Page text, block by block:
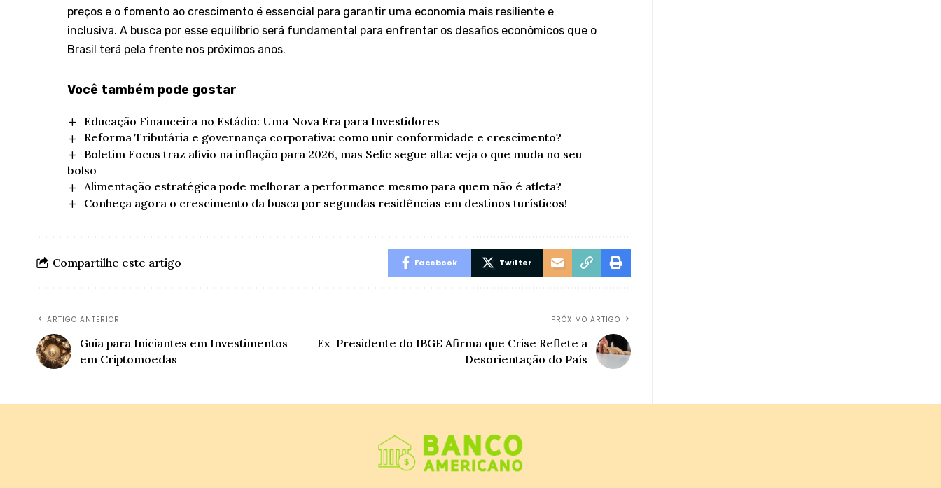
preços e o fomento ao crescimento é essencial para garantir uma economia mais resiliente e
inclusiva. A busca por esse equilíbrio será fundamental para enfrentar os desafios econômicos que o
Brasil terá pela frente nos próximos anos.
Você também pode gostar
Educação Financeira no Estádio: Uma Nova Era para Investidores
Reforma Tributária e governança corporativa: como unir conformidade e crescimento?
Boletim Focus traz alívio na inflação para 2026, mas Selic segue alta: veja o que muda no seu
bolso
Alimentação estratégica pode melhorar a performance mesmo para quem não é atleta?
Conheça agora o crescimento da busca por segundas residências em destinos turísticos!
Compartilhe este artigo Facebook Twitter
ARTIGO ANTERIOR
Guia para Iniciantes em Investimentos
em Criptomoedas
PRÓXIMO ARTIGO
Ex-Presidente do IBGE Afirma que Crise Reflete a
Desorientação do País